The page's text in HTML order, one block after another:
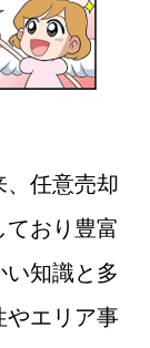
、任意売却
おり豊富
知識と多
やエリア事